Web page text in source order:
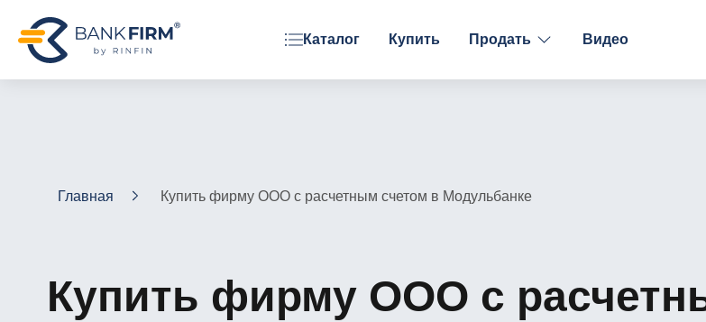
Каталог Купить Продать
ЗАО
С расчётным счётом
Видео
Главная Купить фирму ООО с расчетным счетом в Модульбанке
Купить фирму ООО с